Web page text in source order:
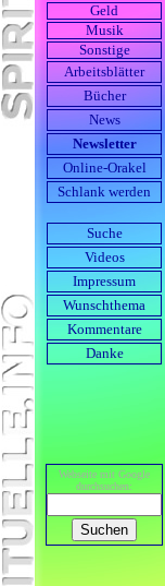
Geld
Musik
Sonstige
Arbeits­blätter
Bücher
News
Newsletter
Online-Orakel
Schlank werden
Suche
Videos
Impressum
Wunschthema
Kommentare
Danke
Webseite mit Google
durch­suchen: